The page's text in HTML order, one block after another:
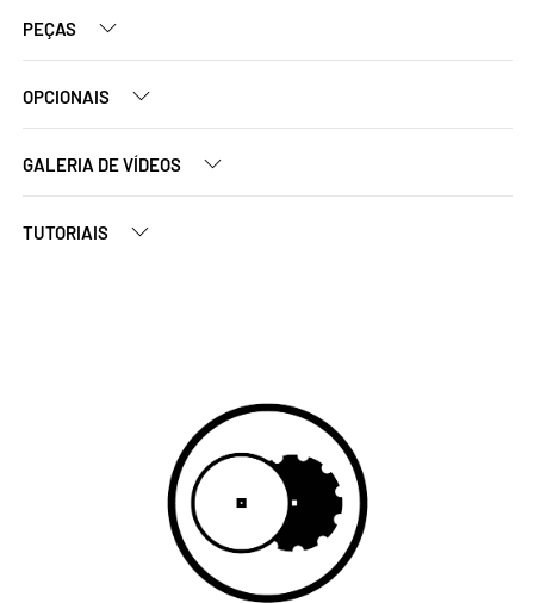
PEÇAS
OPCIONAIS
GALERIA DE VÍDEOS
TUTORIAIS